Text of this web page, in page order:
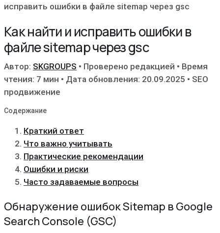
исправить ошибки в файле sitemap через gsc
Как найти и исправить ошибки в
файле sitemap через gsc
Автор: SKGROUPS • Проверено редакцией • Время
чтения: 7 мин • Дата обновления: 20.09.2025 • SEO
продвижение
Содержание
Краткий ответ
Что важно учитывать
Практические рекомендации
Ошибки и риски
Часто задаваемые вопросы
Обнаружение ошибок Sitemap в Google
Search Console (GSC)